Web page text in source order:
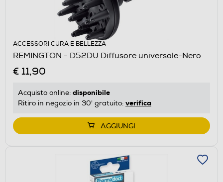
ACCESSORI CURA E BELLEZZA
REMINGTON - D52DU Diffusore universale-Nero
€ 11,90
Acquisto online: disponibile
Ritiro in negozio in 30' gratuito: verifica
AGGIUNGI